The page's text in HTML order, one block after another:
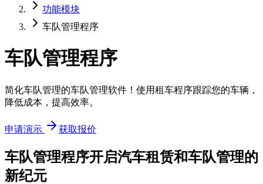
功能模块
车队管理程序
车队管理程序
简化车队管理的车队管理软件！使用租车程序跟踪您的车辆，
降低成本，提高效率。
申请演示 获取报价
车队管理程序开启汽车租赁和车队管理的
新纪元